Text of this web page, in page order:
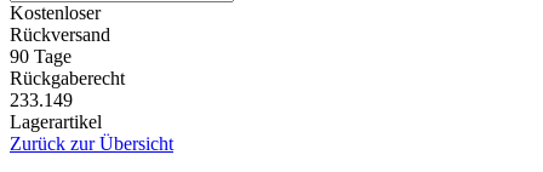
Kostenloser
Rückversand
90 Tage
Rückgaberecht
233.149
Lagerartikel
Zurück zur Übersicht